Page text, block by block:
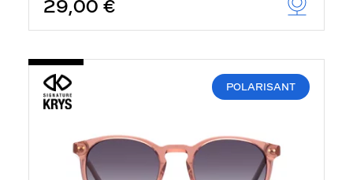
29,00 €
POLARISANT